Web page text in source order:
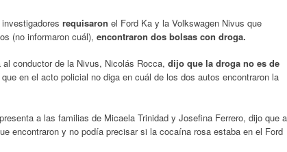
requisaron el Ford Ka y la Volkswagen Nivus que
(no informaron cuál), encontraron dos bolsas con droga.
al conductor de la Nivus, Nicolás Rocca, dijo que la droga no es de
en el acto policial no diga en cuál de los dos autos encontraron la
a las familias de Micaela Trinidad y Josefina Ferrero, dijo que
encontraron y no podía precisar si la cocaína rosa estaba en el Ford